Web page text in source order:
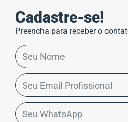
Cadastre-se!
Preencha para receber o